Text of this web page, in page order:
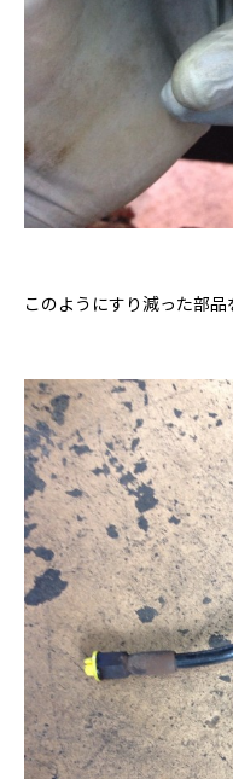
このようにすり減った部品